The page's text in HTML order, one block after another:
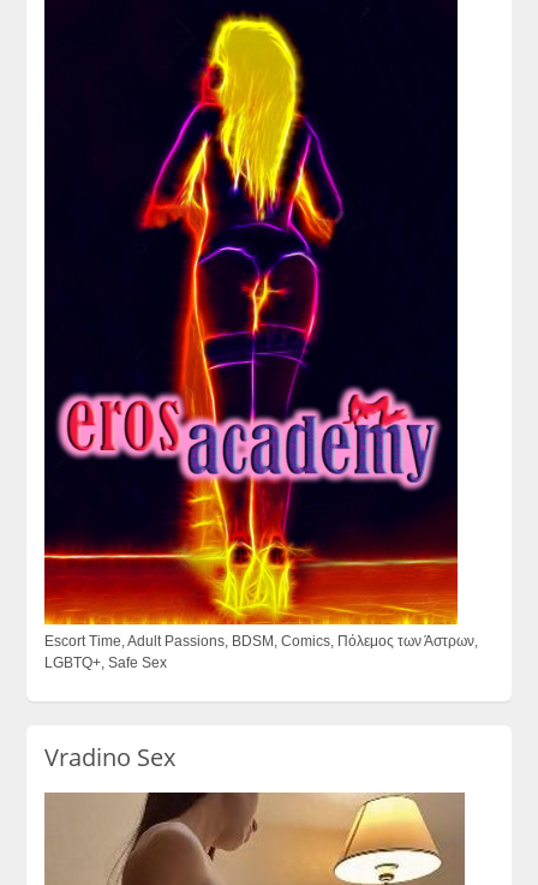
Escort Time, Adult Passions, BDSM, Comics, Πόλεμος των Άστρων,
LGBTQ+, Safe Sex
Vradino Sex